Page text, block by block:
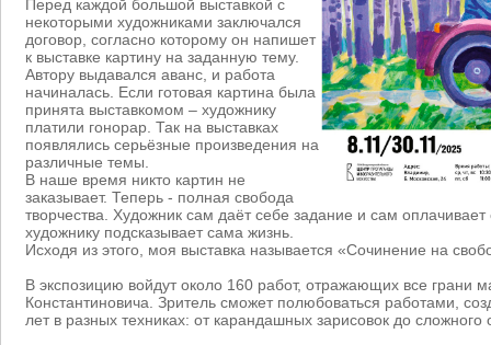
Перед каждой большой выставкой с
некоторыми художниками заключался
договор, согласно которому он напишет
к выставке картину на заданную тему.
Автору выдавался аванс, и работа
начиналась. Если готовая картина была
принята выставкомом – художнику
платили гонорар. Так на выставках
появлялись серьёзные произведения на
различные темы.
В наше время никто картин не
заказывает. Теперь - полная свобода
творчества. Художник сам даёт себе задание и сам
художнику подсказывает сама жизнь.
Исходя из этого, моя выставка называется «Сочинение на
В экспозицию войдут около 160 работ, отражающих все грани
Константиновича. Зритель сможет полюбоваться работами,
лет в разных техниках: от карандашных зарисовок до сложного